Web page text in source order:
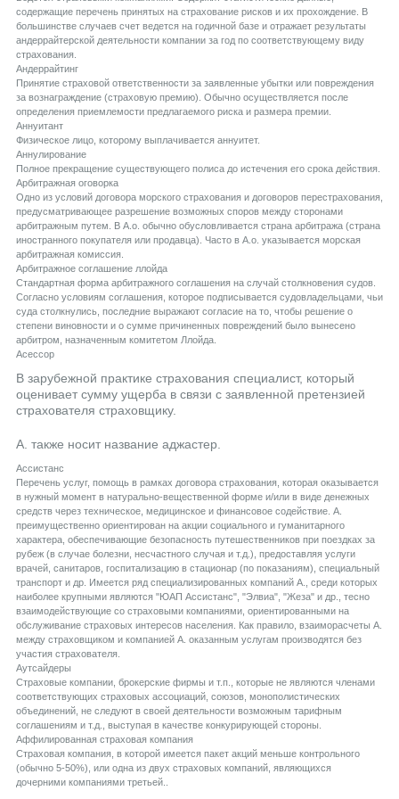
содержащие перечень принятых на страхование рисков и их прохождение. В
большинстве случаев счет ведется на годичной базе и отражает результаты
андеррайтерской деятельности компании за год по соответствующему виду
страхования.
Aндеррайтинг
Принятие страховой ответственности за заявленные убытки или повреждения
за вознаграждение (страховую премию). Обычно осуществляется после
определения приемлемости предлагаемого риска и размера премии.
Aннуитант
Физическое лицо, которому выплачивается аннуитет.
Aннулирование
Полное прекращение существующего полиса до истечения его срока действия.
Aрбитражная оговорка
Одно из условий договора морского страхования и договоров перестрахования,
предусматривающее разрешение возможных споров между сторонами
арбитражным путем. В А.о. обычно обусловливается страна арбитража (страна
иностранного покупателя или продавца). Часто в А.о. указывается морская
арбитражная комиссия.
Aрбитражное соглашение ллойда
Стандартная форма арбитражного соглашения на случай столкновения судов.
Согласно условиям соглашения, которое подписывается судовладельцами, чьи
суда столкнулись, последние выражают согласие на то, чтобы решение о
степени виновности и о сумме причиненных повреждений было вынесено
арбитром, назначенным комитетом Ллойда.
Aсессор
В зарубежной практике страхования специалист, который
оценивает сумму ущерба в связи с заявленной претензией
страхователя страховщику.
А. также носит название аджастер.
Aссистанс
Перечень услуг, помощь в рамках договора страхования, которая оказывается
в нужный момент в натурально-вещественной форме и/или в виде денежных
средств через техническое, медицинское и финансовое содействие. А.
преимущественно ориентирован на акции социального и гуманитарного
характера, обеспечивающие безопасность путешественников при поездках за
рубеж (в случае болезни, несчастного случая и т.д.), предоставляя услуги
врачей, санитаров, госпитализацию в стационар (по показаниям), специальный
транспорт и др. Имеется ряд специализированных компаний А., среди которых
наиболее крупными являются "ЮАП Ассистанс", "Элвиа", "Жеза" и др., тесно
взаимодействующие со страховыми компаниями, ориентированными на
обслуживание страховых интересов населения. Как правило, взаиморасчеты А.
между страховщиком и компанией А. оказанным услугам производятся без
участия страхователя.
Aутсайдеры
Страховые компании, брокерские фирмы и т.п., которые не являются членами
соответствующих страховых ассоциаций, союзов, монополистических
объединений, не следуют в своей деятельности возможным тарифным
соглашениям и т.д., выступая в качестве конкурирующей стороны.
Aффилированная страховая компания
Страховая компания, в которой имеется пакет акций меньше контрольного
(обычно 5-50%), или одна из двух страховых компаний, являющихся
дочерними компаниями третьей..